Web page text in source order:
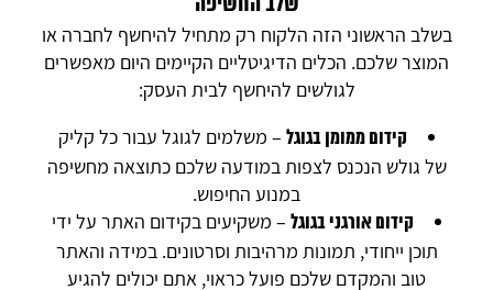
בשלב הראשוני הזה הלקוח רק מתחיל להיחשף לחברה או
המוצר שלכם. הכלים הדיגיטליים הקיימים היום מאפשרים
לגולשים להיחשף לבית העסק:
קידום ממומן בגוגל – משלמים לגוגל עבור כל קליק
של גולש הנכנס לצפות במודעה שלכם כתוצאה מחשיפה
במנוע החיפוש.
קידום אורגני בגוגל – משקיעים בקידום האתר על ידי
תוכן ייחודי, תמונות מרהיבות וסרטונים. במידה והאתר
טוב והמקדם שלכם פועל כראוי, אתם יכולים להגיע